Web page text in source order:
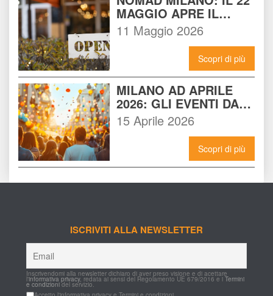
MAGGIO APRE IL
LOCALE CHE
CAMBIERÀ I VENERDÌ
SERA A MILANO
11 Maggio 2026
Scopri di più
MILANO AD APRILE
2026: GLI EVENTI DA
NON PERDERE E
COME VIVERLI AL
15 Aprile 2026
Scopri di più
ISCRIVITI ALLA NEWSLETTER
Inscrivendomi alla newsletter dichiaro di aver preso visione e di acettare
l'informativa privacy, redata ai sensi del Regolamento UE 679/2016 e i Termini
e condizioni del servizio.